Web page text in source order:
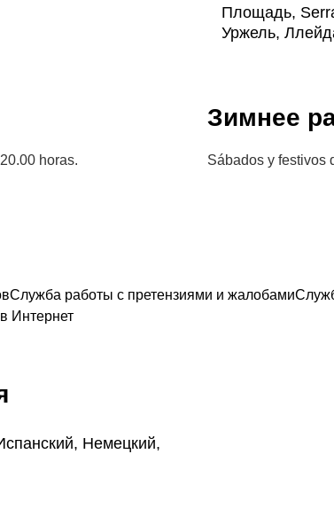
Площадь,
Уржель,
horas.
Зимнее
Sábados y festivos
Служба работы с претензиями и жалобами
Интернет
Немецкий,